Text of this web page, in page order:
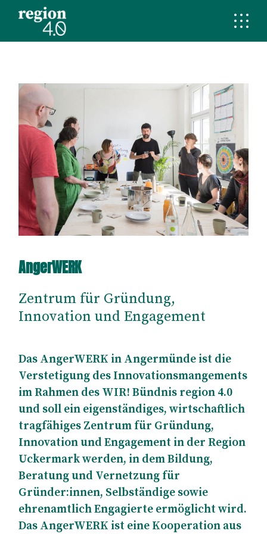
AngerWERK
Zentrum für Gründung,
Innovation und Engagement
Das AngerWERK in Angermünde ist die
Verstetigung des Innovationsmangements
im Rahmen des WIR! Bündnis region 4.0
und soll ein eigenständiges, wirtschaftlich
tragfähiges Zentrum für Gründung,
Innovation und Engagement in der Region
Uckermark werden, in dem Bildung,
Beratung und Vernetzung für
Gründer:innen, Selbständige sowie
ehrenamtlich Engagierte ermöglicht wird.
Das AngerWERK ist eine Kooperation aus